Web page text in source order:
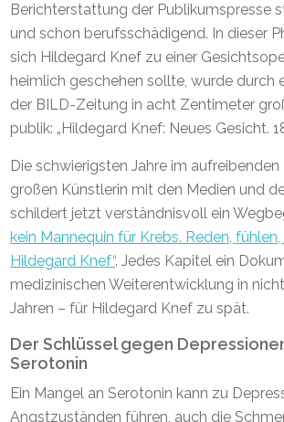
Berichterstattung der Publikumspresse
und schon berufsschädigend. In dieser
sich Hildegard Knef zu einer
heimlich geschehen sollte, wurde durch
der BILD-Zeitung in acht Zentimeter
publik: „Hildegard Knef: Neues Gesicht.
Die schwierigsten Jahre im
großen Künstlerin mit den Medien und
schildert jetzt verständnisvoll ein
kein Mannequin für Krebs. Reden,
Hildegard Knef“. Jedes Kapitel ein
medizinischen Weiterentwicklung in
Jahren – für Hildegard Knef zu spät.
Der Schlüssel gegen
Serotonin
Ein Mangel an Serotonin kann zu
Angstzuständen führen, auch die